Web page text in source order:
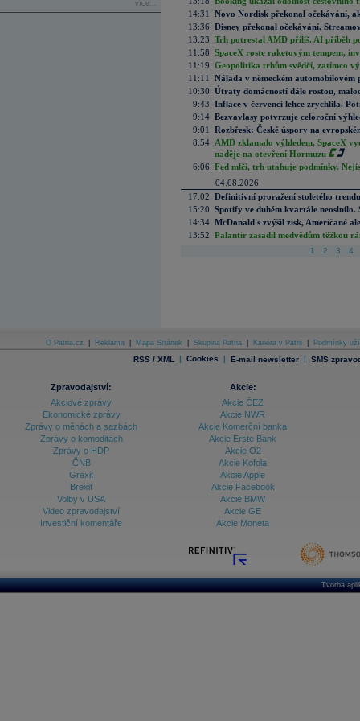
více...
14:31
Novo Nordisk překonal očekávání,
13:36 Disney překonal očekávání.
13:23 Trh potrestal AMD příliš. AI příběh
11:58 SpaceX roste raketovým tempem,
11:19 Geopolitika trhům svědčí, zatímco
11:11
Nálada v německém automobilovém
10:30 Útraty domácností dále rostou,
9:43 Inflace v červenci lehce zrychlila.
9:14 Bezvavlasy potvrzuje celoroční
9:01
Rozbřesk: České úspory na
8:54 AMD zklamalo výhledem, SpaceX
naděje na otevření Hormuzu
6:06 Fed mlčí, trh utahuje podmínky.
04.08.2026
17:02 Definitivní proražení stoletého
15:20 Spotify ve duhém kvartále neoslnilo.
14:34 McDonald's zvýšil zisk, Američané
13:52 Palantir zasadil medvědům těžkou
1 2 3 4
O Patria.cz Reklama Mapa Stránek Skupina Patria Kariéra v Patrii Podmínky
RSS / XML | Cookies | E-mail newsletter | SMS
Zpravodajství:
Akciové zprávy
Ekonomické zprávy
Zprávy o měnách a sazbách
Zprávy o komoditách
Zprávy o HDP
ČNB
Grexit
Brexit
Volby v USA
Video zpravodajství
Investiční komentáře
Akcie:
Akcie ČEZ
Akcie NWR
Akcie Komerční banka
Akcie Erste Bank
Akcie O2
Akcie Kofola
Akcie Apple
Akcie Facebook
Akcie BMW
Akcie GE
Akcie Moneta
Tvorba